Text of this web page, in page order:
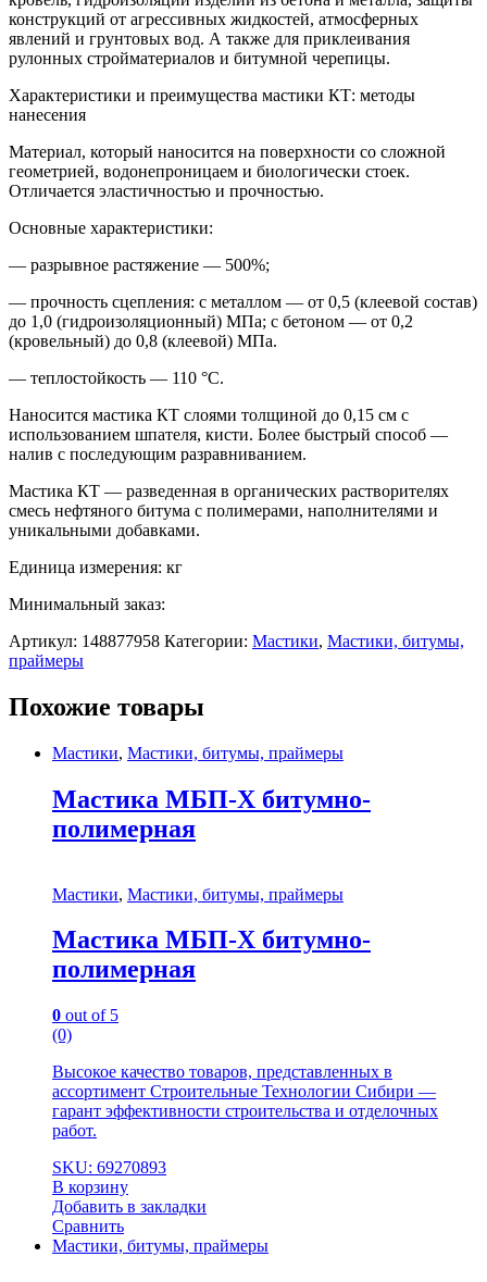
конструкций от агрессивных жидкостей, атмосферных
явлений и грунтовых вод. А также для приклеивания
рулонных стройматериалов и битумной черепицы.
Характеристики и преимущества мастики КТ: методы
нанесения
Материал, который наносится на поверхности со сложной
геометрией, водонепроницаем и биологически стоек.
Отличается эластичностью и прочностью.
Основные характеристики:
— разрывное растяжение — 500%;
— прочность сцепления: с металлом — от 0,5 (клеевой состав)
до 1,0 (гидроизоляционный) МПа; с бетоном — от 0,2
(кровельный) до 0,8 (клеевой) МПа.
— теплостойкость — 110 °C.
Наносится мастика КТ слоями толщиной до 0,15 см с
использованием шпателя, кисти. Более быстрый способ —
налив с последующим разравниванием.
Мастика КТ — разведенная в органических растворителях
смесь нефтяного битума с полимерами, наполнителями и
уникальными добавками.
Единица измерения: кг
Минимальный заказ:
Артикул: 148877958 Категории: Мастики, Мастики, битумы,
праймеры
Похожие товары
Мастики, Мастики, битумы, праймеры
Мастика МБП-Х битумно-
полимерная
Мастики, Мастики, битумы, праймеры
Мастика МБП-Х битумно-
полимерная
0 out of 5
(0)
Высокое качество товаров, представленных в
ассортимент Строительные Технологии Сибири —
гарант эффективности строительства и отделочных
работ.
SKU: 69270893
В корзину
Добавить в закладки
Сравнить
Мастики, битумы, праймеры